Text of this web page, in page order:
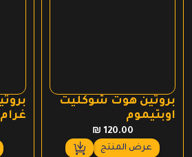
بروتين هوت شوكليت
اوبتيموم
₪ 120.00
عرض المنتج
غرام